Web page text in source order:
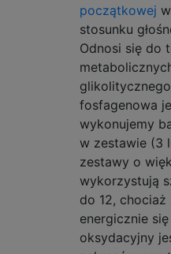
początkowej
stosunku
Odnosi się do
fosfagenowa
wykonujemy
w zestawie (3
zestawy o
wykorzystują
do 12,
energicznie
oksydacyjny